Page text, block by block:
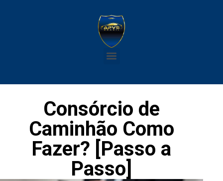
Consórcio de
Caminhão Como
Fazer? [Passo a
Passo]